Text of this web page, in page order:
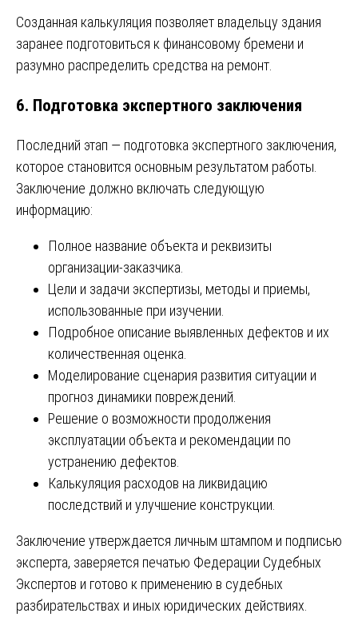
Созданная калькуляция позволяет владельцу здания
заранее подготовиться к финансовому бремени и
разумно распределить средства на ремонт.
6. Подготовка экспертного заключения
Последний этап — подготовка экспертного заключения,
которое становится основным результатом работы.
Заключение должно включать следующую
информацию:
Полное название объекта и реквизиты
организации-заказчика.
Цели и задачи экспертизы, методы и приемы,
использованные при изучении.
Подробное описание выявленных дефектов и их
количественная оценка.
Моделирование сценария развития ситуации и
прогноз динамики повреждений.
Решение о возможности продолжения
эксплуатации объекта и рекомендации по
устранению дефектов.
Калькуляция расходов на ликвидацию
последствий и улучшение конструкции.
Заключение утверждается личным штампом и подписью
эксперта, заверяется печатью Федерации Судебных
Экспертов и готово к применению в судебных
разбирательствах и иных юридических действиях.